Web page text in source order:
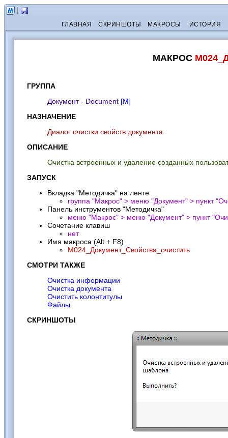
ГЛАВНАЯ СКРИНШОТЫ МАКРОСЫ ИСТОРИЯ
МАКРОС
ГРУППА
Документ - Document [М]
НАЗНАЧЕНИЕ
Диалог очистки свойств документа.
ОПИСАНИЕ
Очистка встроенных и удаление созданных
ЗАПУСК
Вкладка "Методичка" на ленте
группа "Макрос" > меню "Документ" > пункт "
Панель инструментов "Методичка"
меню "Макрос" > меню "Документ" > пункт "
Сочетание клавиш
нет
Имя макроса (Alt + F8)
M024_Документ_Свойства_очистить
СМОТРИ ТАКЖЕ
Очистка информации
Очистка документа
Очистить колонтитулы
Файлы
СКРИНШОТЫ